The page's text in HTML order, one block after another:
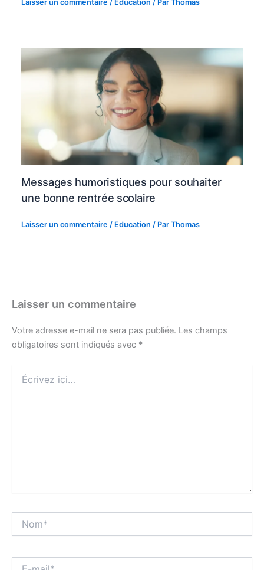
Laisser un commentaire / Education / ParThomas
Messages humoristiques pour souhaiter
une bonne rentrée scolaire
Laisser un commentaire / Education / ParThomas
Laisser un commentaire
Votre adresse e-mail ne sera pas publiée. Les champs
obligatoires sont indiqués avec *
ici…